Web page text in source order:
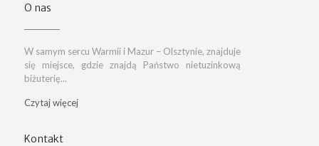
O nas
W samym sercu Warmii i Mazur – Olsztynie, znajduje
się miejsce, gdzie znajdą Państwo nietuzinkową
biżuterię...
Czytaj więcej
Kontakt